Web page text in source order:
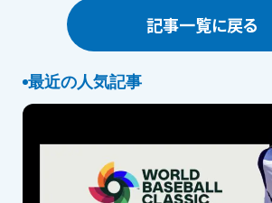
記事一覧に戻る
最近の人気記事